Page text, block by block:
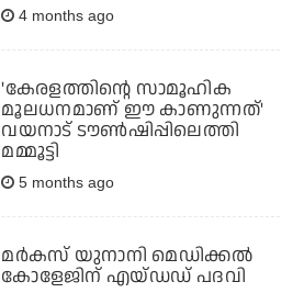
4 months ago
'കേരളത്തിന്റെ സാമൂഹിക
മൂലധനമാണ് ഈ കാണുന്നത്'
വയനാട് ടൗണ്‍ഷിപ്പിലെത്തി
മമ്മൂട്ടി
5 months ago
മർകസ് യുനാനി മെഡിക്കല്‍
കോളേജിന് എയ്ഡഡ് പദവി